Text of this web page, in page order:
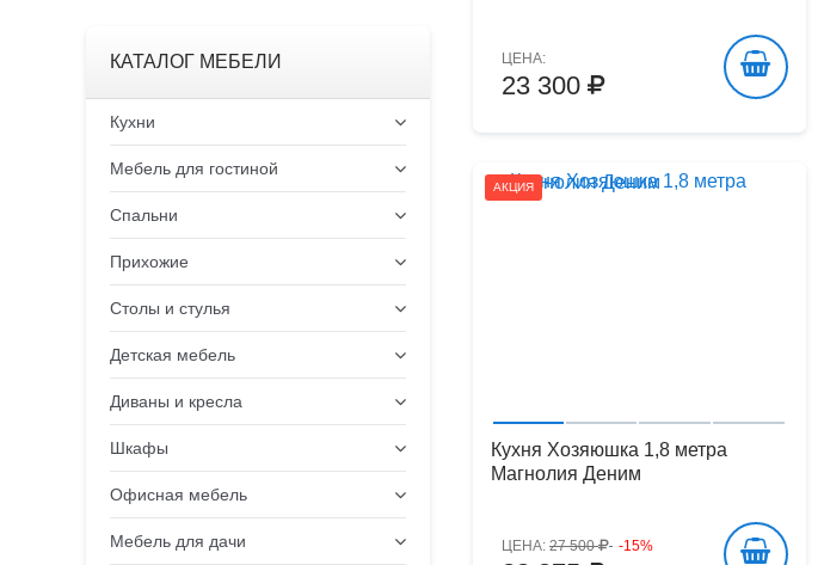
КАТАЛОГ МЕБЕЛИ
Кухни
Мебель для гостиной
Спальни
Прихожие
Столы и стулья
Детская мебель
Диваны и кресла
Шкафы
Офисная мебель
Мебель для дачи
ЦЕНА:
23 300
АКЦИЯ
Кухня Хозяюшка 1,8 метра
Магнолия Деним
ЦЕНА: 27 500 -15%